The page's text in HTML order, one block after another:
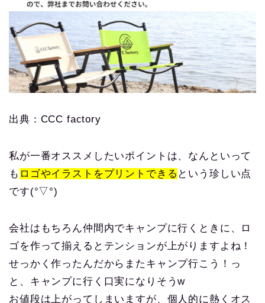
出典：CCC factory
私が一番オススメしたいポイントは、なんといって
も ロゴやイラストをプリントできる という珍しい点
です(°▽°)
会社はもちろん仲間内でキャンプに行くときに、ロ
ゴを作って揃えるとテンションが上がりますよね！
せっかく作ったんだからまたキャンプ行こう！っ
と、キャンプに行く口実になりそうw
お値段は上がってしまいますが、個人的に熱くオス